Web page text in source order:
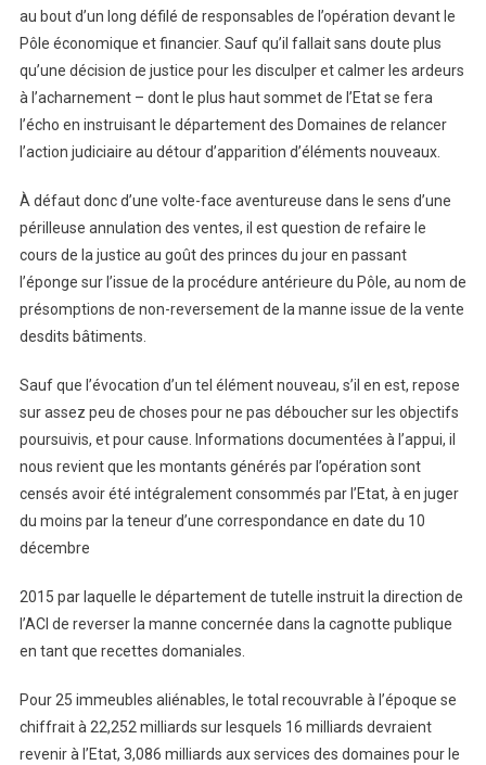
au bout d’un long défilé de responsables de l’opération devant le
Pôle économique et financier. Sauf qu’il fallait sans doute plus
qu’une décision de justice pour les disculper et calmer les ardeurs
à l’acharnement – dont le plus haut sommet de l’Etat se fera
l’écho en instruisant le département des Domaines de relancer
l’action judiciaire au détour d’apparition d’éléments nouveaux.
À défaut donc d’une volte-face aventureuse dans le sens d’une
périlleuse annulation des ventes, il est question de refaire le
cours de la justice au goût des princes du jour en passant
l’éponge sur l’issue de la procédure antérieure du Pôle, au nom de
présomptions de non-reversement de la manne issue de la vente
desdits bâtiments.
Sauf que l’évocation d’un tel élément nouveau, s’il en est, repose
sur assez peu de choses pour ne pas déboucher sur les objectifs
poursuivis, et pour cause. Informations documentées à l’appui, il
nous revient que les montants générés par l’opération sont
censés avoir été intégralement consommés par l’Etat, à en juger
du moins par la teneur d’une correspondance en date du 10
décembre
2015 par laquelle le département de tutelle instruit la direction de
l’ACI de reverser la manne concernée dans la cagnotte publique
en tant que recettes domaniales.
Pour 25 immeubles aliénables, le total recouvrable à l’époque se
chiffrait à 22,252 milliards sur lesquels 16 milliards devraient
revenir à l’Etat, 3,086 milliards aux services des domaines pour le